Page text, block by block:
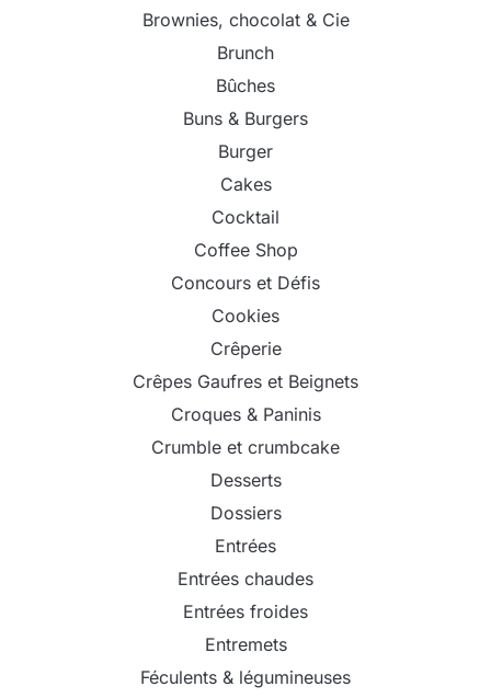
Brownies, chocolat & Cie
Brunch
Bûches
Buns & Burgers
Burger
Cakes
Cocktail
Coffee Shop
Concours et Défis
Cookies
Crêperie
Crêpes Gaufres et Beignets
Croques & Paninis
Crumble et crumbcake
Desserts
Dossiers
Entrées
Entrées chaudes
Entrées froides
Entremets
Féculents & légumineuses